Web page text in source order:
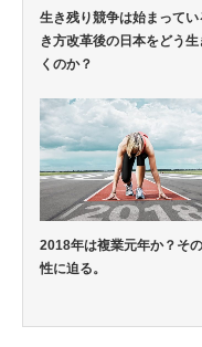
生き残り競争は始まってい
き方改革後の日本をどう
くのか？
2018年は複業元年か？そ
性に迫る。